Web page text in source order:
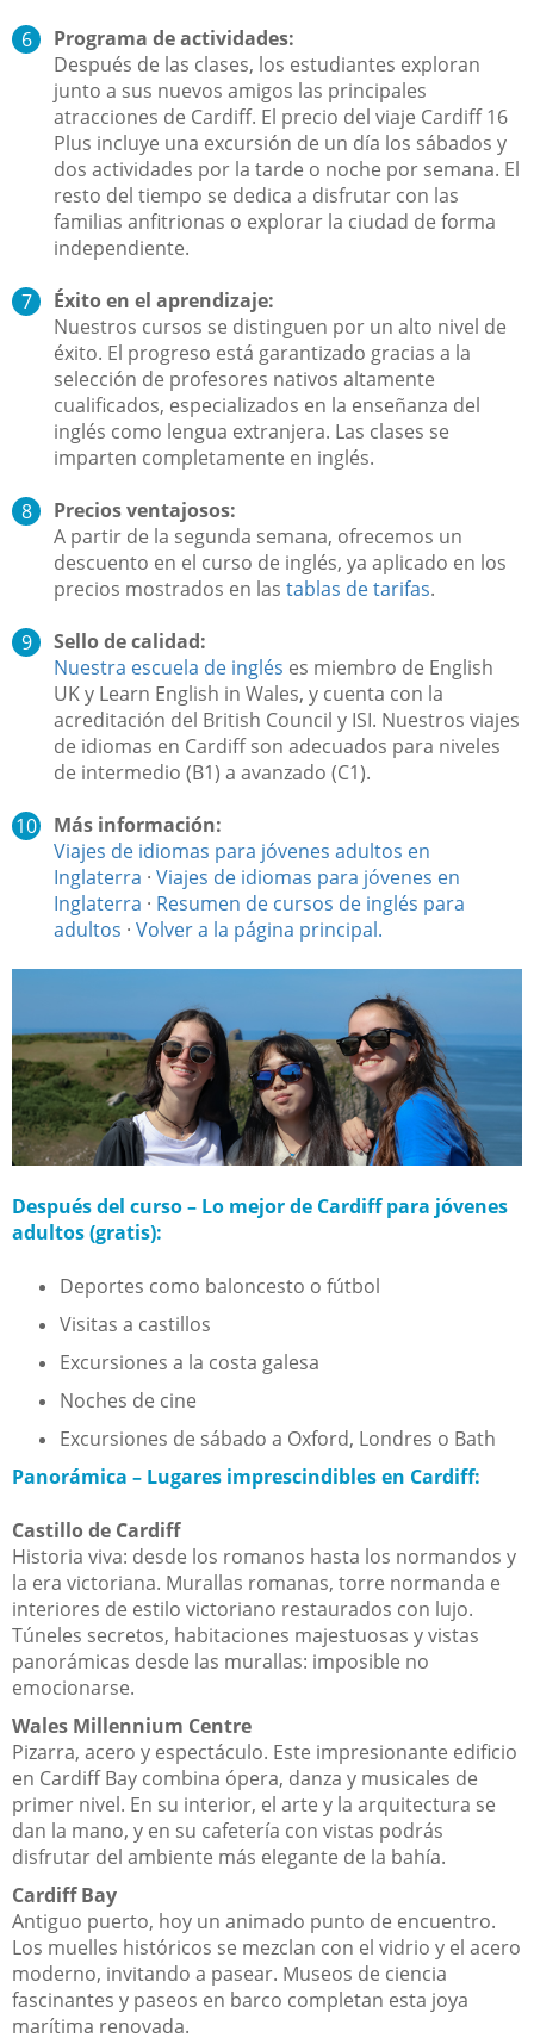
Programa de actividades:
Después de las clases, los estudiantes exploran
junto a sus nuevos amigos las principales
atracciones de Cardiff. El precio del viaje Cardiff 16
Plus incluye una excursión de un día los sábados y
dos actividades por la tarde o noche por semana. El
resto del tiempo se dedica a disfrutar con las
familias anfitrionas o explorar la ciudad de forma
independiente.
Éxito en el aprendizaje:
Nuestros cursos se distinguen por un alto nivel de
éxito. El progreso está garantizado gracias a la
selección de profesores nativos altamente
cualificados, especializados en la enseñanza del
inglés como lengua extranjera. Las clases se
imparten completamente en inglés.
Precios ventajosos:
A partir de la segunda semana, ofrecemos un
descuento en el curso de inglés, ya aplicado en los
precios mostrados en las tablas de tarifas.
Sello de calidad:
Nuestra escuela de inglés es miembro de English
UK y Learn English in Wales, y cuenta con la
acreditación del British Council y ISI. Nuestros viajes
de idiomas en Cardiff son adecuados para niveles
de intermedio (B1) a avanzado (C1).
Más información:
Viajes de idiomas para jóvenes adultos en
Inglaterra · Viajes de idiomas para jóvenes en
Inglaterra · Resumen de cursos de inglés para
adultos · Volver a la página principal.
Después del curso – Lo mejor de Cardiff para jóvenes
adultos (gratis):
Deportes como baloncesto o fútbol
Visitas a castillos
Excursiones a la costa galesa
Noches de cine
Excursiones de sábado a Oxford, Londres o Bath
Panorámica – Lugares imprescindibles en Cardiff:
Castillo de Cardiff
Historia viva: desde los romanos hasta los normandos y
la era victoriana. Murallas romanas, torre normanda e
interiores de estilo victoriano restaurados con lujo.
Túneles secretos, habitaciones majestuosas y vistas
panorámicas desde las murallas: imposible no
emocionarse.
Wales Millennium Centre
Pizarra, acero y espectáculo. Este impresionante edificio
en Cardiff Bay combina ópera, danza y musicales de
primer nivel. En su interior, el arte y la arquitectura se
dan la mano, y en su cafetería con vistas podrás
disfrutar del ambiente más elegante de la bahía.
Cardiff Bay
Antiguo puerto, hoy un animado punto de encuentro.
Los muelles históricos se mezclan con el vidrio y el acero
moderno, invitando a pasear. Museos de ciencia
fascinantes y paseos en barco completan esta joya
marítima renovada.